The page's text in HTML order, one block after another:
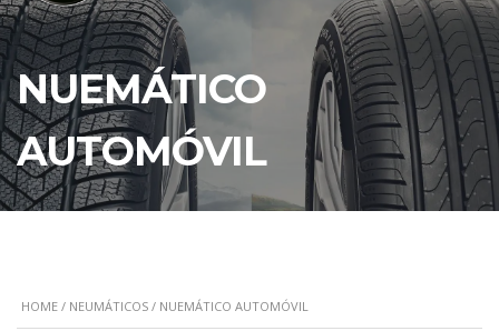
NUEMÁTICO
AUTOMÓVIL
HOME / NEUMÁTICOS / NUEMÁTICO AUTOMÓVIL